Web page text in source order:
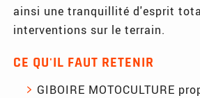
ainsi une tranquillité d'esprit
interventions sur le terrain.
CE QU'IL FAUT RETENIR
GIBOIRE MOTOCULTURE